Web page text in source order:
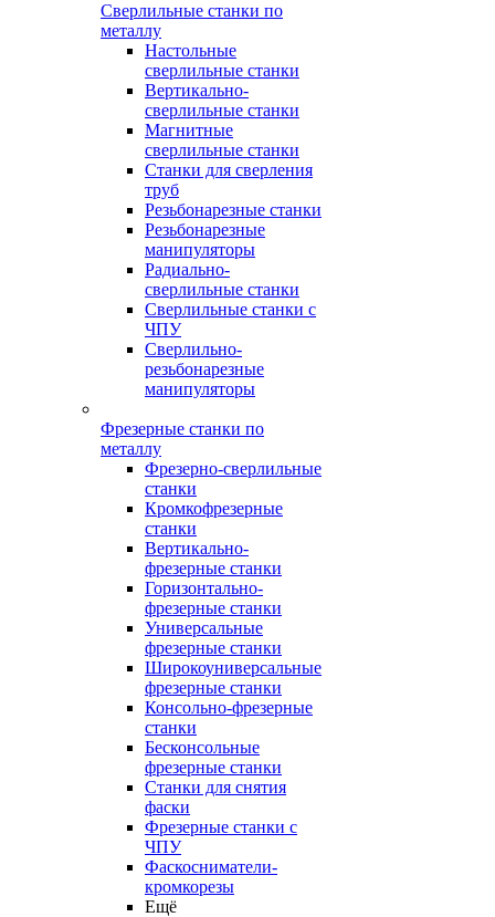
Сверлильные станки по
металлу
Настольные
сверлильные станки
Вертикально-
сверлильные станки
Магнитные
сверлильные станки
Станки для сверления
труб
Резьбонарезные станки
Резьбонарезные
манипуляторы
Радиально-
сверлильные станки
Сверлильные станки с
ЧПУ
Сверлильно-
резьбонарезные
манипуляторы
Фрезерные станки по
металлу
Фрезерно-сверлильные
станки
Кромкофрезерные
станки
Вертикально-
фрезерные станки
Горизонтально-
фрезерные станки
Универсальные
фрезерные станки
Широкоуниверсальные
фрезерные станки
Консольно-фрезерные
станки
Бесконсольные
фрезерные станки
Станки для снятия
фаски
Фрезерные станки с
ЧПУ
Фаскосниматели-
кромкорезы
Ещё